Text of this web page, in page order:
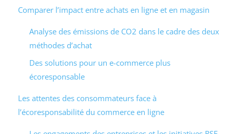
Comparer l’impact entre achats en ligne et en magasin
Analyse des émissions de CO2 dans le cadre des deux
méthodes d’achat
Des solutions pour un e-commerce plus
écoresponsable
Les attentes des consommateurs face à
l’écoresponsabilité du commerce en ligne